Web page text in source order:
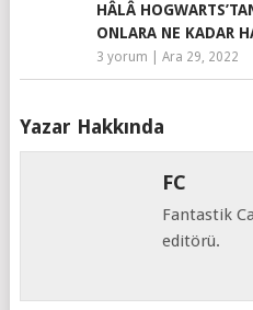
HÂLÂ
ONLARA NE KADAR
3 yorum Ara 29, 2022
Yazar Hakkında
FC
Fantastik
editörü.